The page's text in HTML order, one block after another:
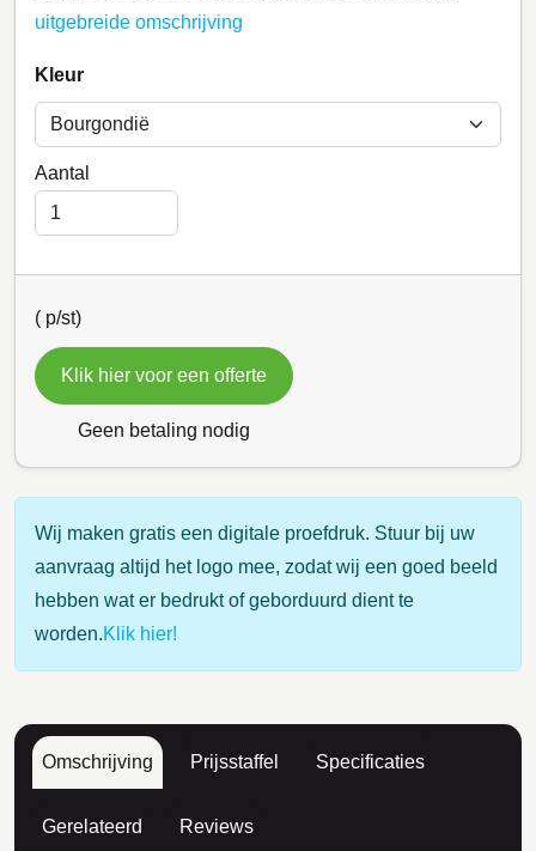
uitgebreide omschrijving
Kleur
Aantal
( p/st)
Klik hier voor een offerte
Geen betaling nodig
Wij maken gratis een digitale proefdruk. Stuur bij uw
aanvraag altijd het logo mee, zodat wij een goed beeld
hebben wat er bedrukt of geborduurd dient te
worden.Klik hier!
Omschrijving Prijsstaffel Specificaties
Gerelateerd Reviews